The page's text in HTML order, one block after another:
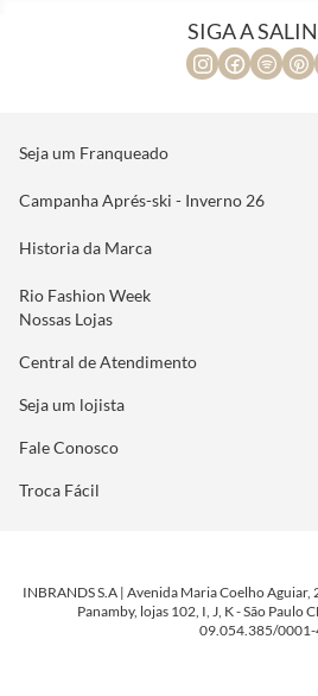
SIGA A
Seja um Franqueado
Campanha Aprés-ski - Inverno 26
Historia da Marca
Rio Fashion Week
Nossas Lojas
Central de Atendimento
Seja um lojista
Fale Conosco
Troca Fácil
INBRANDS S.A | Avenida Maria Coelho Aguiar,
Panamby, lojas 102, I, J, K - São Paulo
09.054.385/